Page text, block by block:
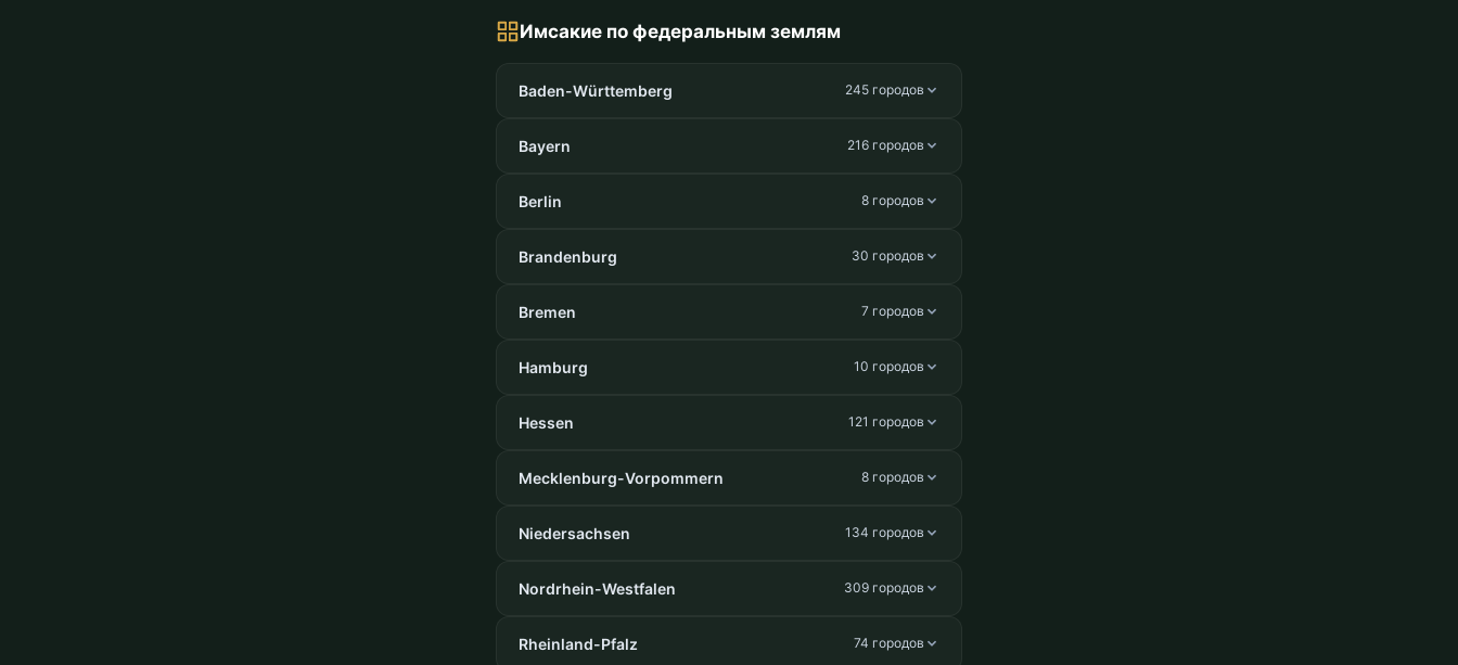
Имсакие по федеральным землям
Baden-Württemberg 245 городов
Bayern 216 городов
Berlin 8 городов
Brandenburg 30 городов
Bremen 7 городов
Hamburg 10 городов
Hessen 121 городов
Mecklenburg-Vorpommern 8 городов
Niedersachsen 134 городов
Nordrhein-Westfalen 309 городов
Rheinland-Pfalz 74 городов